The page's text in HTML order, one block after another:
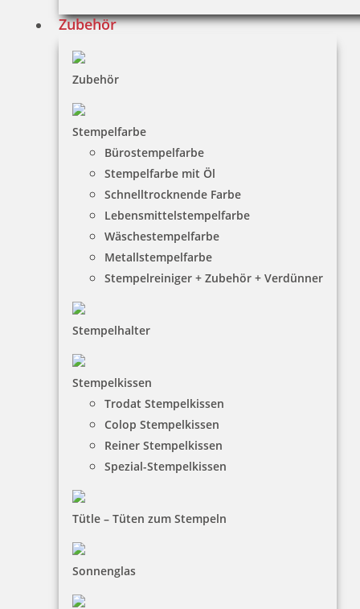
Zubehör
Zubehör
Stempelfarbe
Bürostempelfarbe
Stempelfarbe mit Öl
Schnelltrocknende Farbe
Lebensmittelstempelfarbe
Wäschestempelfarbe
Metallstempelfarbe
Stempelreiniger + Zubehör + Verdünner
Stempelhalter
Stempelkissen
Trodat Stempelkissen
Colop Stempelkissen
Reiner Stempelkissen
Spezial-Stempelkissen
Tütle – Tüten zum Stempeln
Sonnenglas
HINWEISE
Versandinformationen
Zahlungsbedingungen
Dateiformate
INFORMATIONEN
Impressum